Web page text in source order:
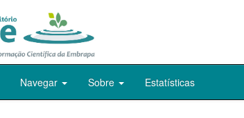
Navegar Sobre Estatísticas